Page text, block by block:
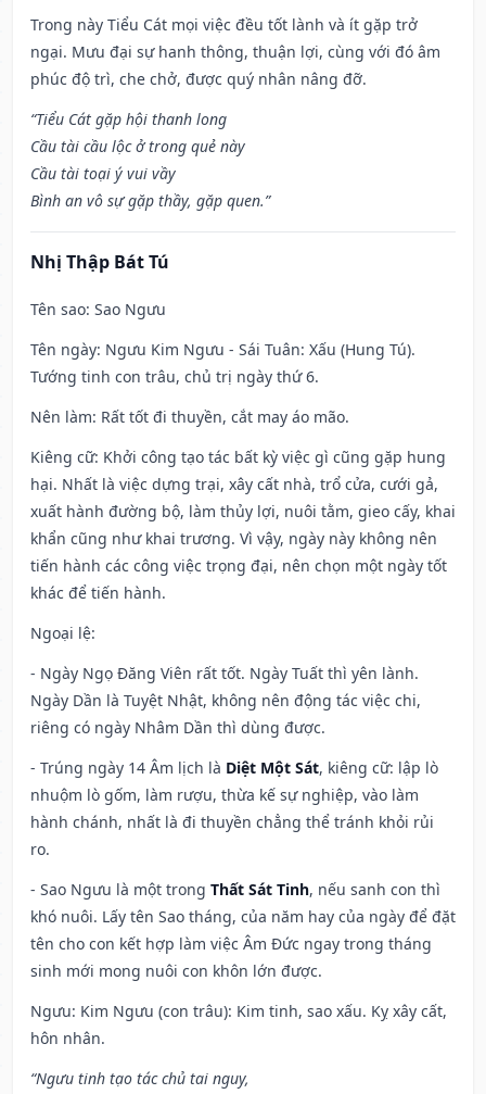
Trong này Tiểu Cát mọi việc đều tốt lành và ít gặp trở
ngại. Mưu đại sự hanh thông, thuận lợi, cùng với đó âm
phúc độ trì, che chở, được quý nhân nâng đỡ.
“Tiểu Cát gặp hội thanh long
Cầu tài cầu lộc ở trong quẻ này
Cầu tài toại ý vui vầy
Bình an vô sự gặp thầy, gặp quen.”
Nhị Thập Bát Tú
Tên sao: Sao Ngưu
Tên ngày: Ngưu Kim Ngưu - Sái Tuân: Xấu (Hung Tú).
Tướng tinh con trâu, chủ trị ngày thứ 6.
Nên làm: Rất tốt đi thuyền, cắt may áo mão.
Kiêng cữ: Khởi công tạo tác bất kỳ việc gì cũng gặp hung
hại. Nhất là việc dựng trại, xây cất nhà, trổ cửa, cưới gả,
xuất hành đường bộ, làm thủy lợi, nuôi tằm, gieo cấy, khai
khẩn cũng như khai trương. Vì vậy, ngày này không nên
tiến hành các công việc trọng đại, nên chọn một ngày tốt
khác để tiến hành.
Ngoại lệ:
- Ngày Ngọ Đăng Viên rất tốt. Ngày Tuất thì yên lành.
Ngày Dần là Tuyệt Nhật, không nên động tác việc chi,
riêng có ngày Nhâm Dần thì dùng được.
- Trúng ngày 14 Âm lịch là Diệt Một Sát, kiêng cữ: lập lò
nhuộm lò gốm, làm rượu, thừa kế sự nghiệp, vào làm
hành chánh, nhất là đi thuyền chẳng thể tránh khỏi rủi
ro.
- Sao Ngưu là một trong Thất Sát Tinh, nếu sanh con thì
khó nuôi. Lấy tên Sao tháng, của năm hay của ngày để đặt
tên cho con kết hợp làm việc Âm Đức ngay trong tháng
sinh mới mong nuôi con khôn lớn được.
Ngưu: Kim Ngưu (con trâu): Kim tinh, sao xấu. Kỵ xây cất,
hôn nhân.
“Ngưu tinh tạo tác chủ tai nguy,